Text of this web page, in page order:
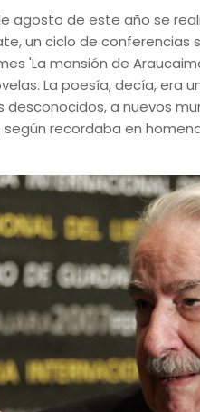
agosto de este año se
un ciclo de conferencias
'La mansión de
La poesía, decía, era
desconocidos, a nuevos
recordaba en